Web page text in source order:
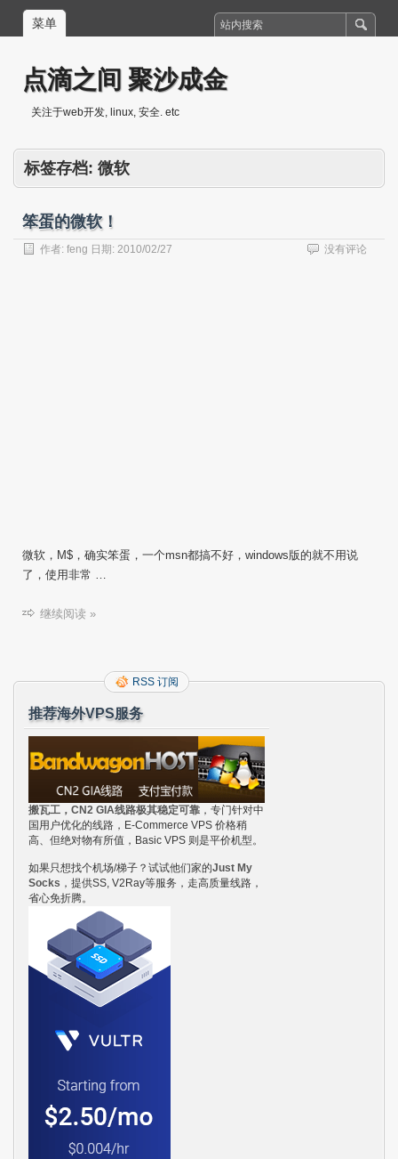
菜单
点滴之间 聚沙成金
关注于web开发, linux, 安全. etc
标签存档: 微软
笨蛋的微软！
作者: feng 日期: 2010/02/27 没有评论
微软，M$，确实笨蛋，一个msn都搞不好，windows版的就不用说
了，使用非常 …
继续阅读 »
RSS 订阅
推荐海外VPS服务
搬瓦工，CN2 GIA线路极其稳定可靠 ，专门针对中
国用户优化的线路，E-Commerce VPS 价格稍
高、但绝对物有所值，Basic VPS 则是平价机型。
如果只想找个机场/梯子？试试他们家的Just My
Socks ，提供SS, V2Ray等服务，走高质量线路，
省心免折腾。